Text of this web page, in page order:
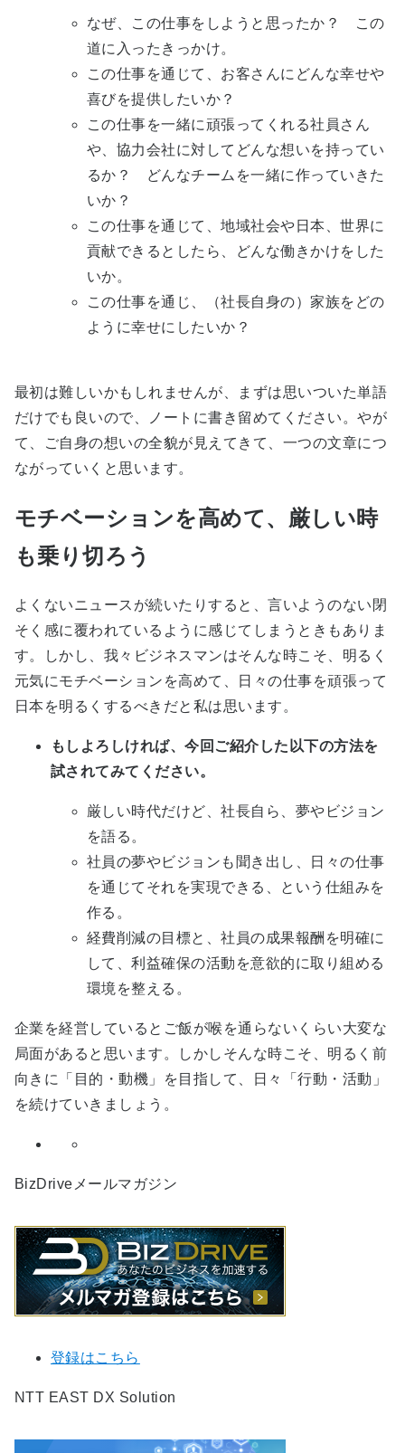
なぜ、この仕事をしようと思ったか？ この
道に入ったきっかけ。
この仕事を通じて、お客さんにどんな幸せや
喜びを提供したいか？
この仕事を一緒に頑張ってくれる社員さん
や、協力会社に対してどんな想いを持ってい
るか？ どんなチームを一緒に作っていきた
いか？
この仕事を通じて、地域社会や日本、世界に
貢献できるとしたら、どんな働きかけをした
いか。
この仕事を通じ、（社長自身の）家族をどの
ように幸せにしたいか？
最初は難しいかもしれませんが、まずは思いついた単語
だけでも良いので、ノートに書き留めてください。やが
て、ご自身の想いの全貌が見えてきて、一つの文章につ
ながっていくと思います。
モチベーションを高めて、厳しい時
も乗り切ろう
よくないニュースが続いたりすると、言いようのない閉
そく感に覆われているように感じてしまうときもありま
す。しかし、我々ビジネスマンはそんな時こそ、明るく
元気にモチベーションを高めて、日々の仕事を頑張って
日本を明るくするべきだと私は思います。
もしよろしければ、今回ご紹介した以下の方法を
試されてみてください。
厳しい時代だけど、社長自ら、夢やビジョン
を語る。
社員の夢やビジョンも聞き出し、日々の仕事
を通じてそれを実現できる、という仕組みを
作る。
経費削減の目標と、社員の成果報酬を明確に
して、利益確保の活動を意欲的に取り組める
環境を整える。
企業を経営しているとご飯が喉を通らないくらい大変な
局面があると思います。しかしそんな時こそ、明るく前
向きに「目的・動機」を目指して、日々「行動・活動」
を続けていきましょう。
BizDriveメールマガジン
登録はこちら
NTT EAST DX Solution